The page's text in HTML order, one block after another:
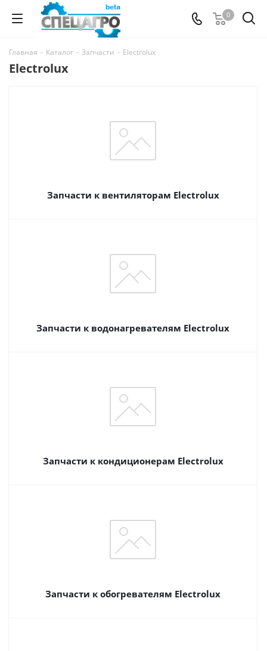
0
Главная - Каталог - Запчасти - Electrolux
Electrolux
Запчасти к вентиляторам Electrolux
Запчасти к водонагревателям Electrolux
Запчасти к кондиционерам Electrolux
Запчасти к обогревателям Electrolux